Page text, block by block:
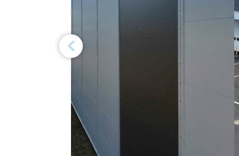
Previous